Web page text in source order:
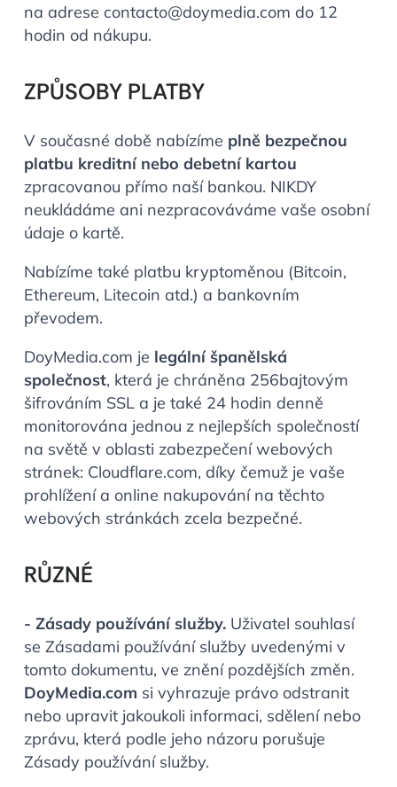
na adrese contacto@doymedia.com do 12
hodin od nákupu.
ZPŮSOBY PLATBY
V současné době nabízíme plně bezpečnou
platbu kreditní nebo debetní kartou
zpracovanou přímo naší bankou. NIKDY
neukládáme ani nezpracováváme vaše osobní
údaje o kartě.
Nabízíme také platbu kryptoměnou (Bitcoin,
Ethereum, Litecoin atd.) a bankovním
převodem.
DoyMedia.com je legální španělská
společnost, která je chráněna 256bajtovým
šifrováním SSL a je také 24 hodin denně
monitorována jednou z nejlepších společností
na světě v oblasti zabezpečení webových
stránek: Cloudflare.com, díky čemuž je vaše
prohlížení a online nakupování na těchto
webových stránkách zcela bezpečné.
RŮZNÉ
- Zásady používání služby. Uživatel souhlasí
se Zásadami používání služby uvedenými v
tomto dokumentu, ve znění pozdějších změn.
DoyMedia.com si vyhrazuje právo odstranit
nebo upravit jakoukoli informaci, sdělení nebo
zprávu, která podle jeho názoru porušuje
Zásady používání služby.